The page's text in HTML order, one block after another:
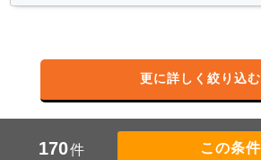
更に詳しく絞り込む
170件